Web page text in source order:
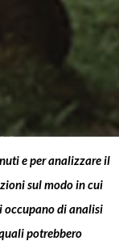
e per analizzare il
sul modo in cui
occupano di analisi
potrebbero